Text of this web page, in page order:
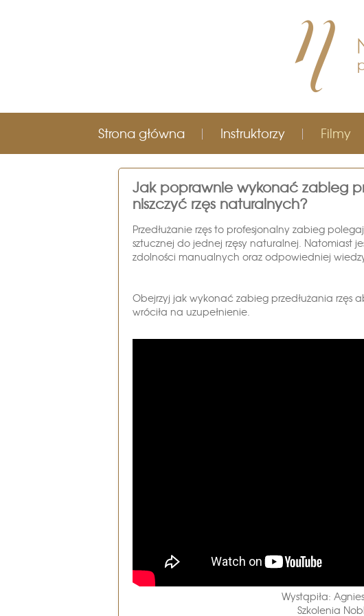
Strona główna Instruktorzy Filmy
Jak poprawnie wykonać zabieg
niszczyć rzęs naturalnych?
Przedłużanie rzęs to profesjonalny zabieg
sztucznej do jednej rzęsy naturalnej. Natomiast
zdolności manualnych oraz odpowiedniej
Obejrzyj jak wykonać zabieg przedłużania rzęs
wróciła na uzupełnienie.
Wystąpiła:
Szkolenia